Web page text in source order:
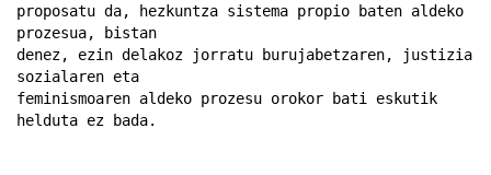
proposatu da, hezkuntza sistema propio baten aldeko
prozesua, bistan
denez, ezin delakoz jorratu burujabetzaren, justizia
sozialaren eta
feminismoaren aldeko prozesu orokor bati eskutik
helduta ez bada.